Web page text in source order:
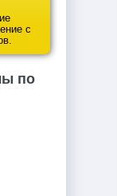
с
по